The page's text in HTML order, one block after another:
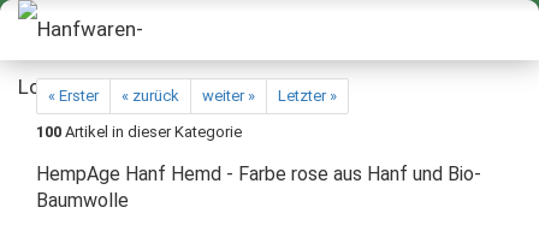
« Erster « zurück weiter »
Letzter »
100 Artikel in dieser Kategorie
HempAge Hanf Hemd - Farbe rose aus Hanf und Bio-
Baumwolle